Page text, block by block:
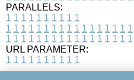
PARALLELS:
1 1 1 1 1 1 1 1 1 1
1 1 1 1 1 1 1 1 1 1 1 1 1 1 1 1 1
1 1 1 1 1 1 1 1 1 1 1 1 1 1 1 1 1
URL PARAMETER:
1 1 1 1 1 1 1 1 1 1